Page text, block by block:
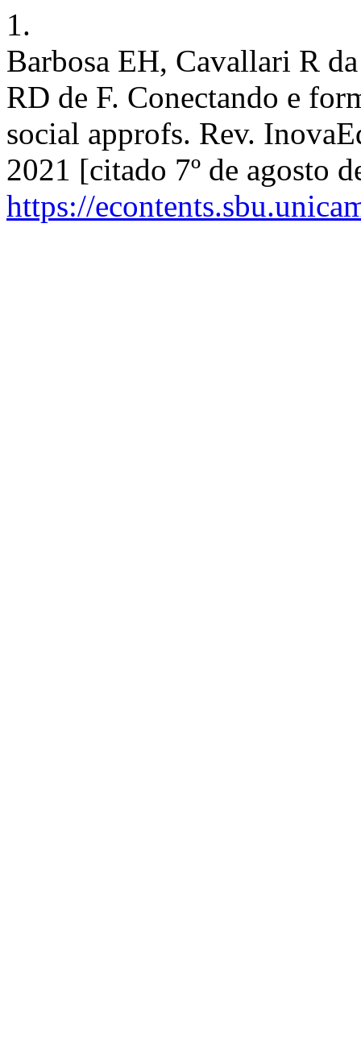
1.
Barbosa EH, Cavallari R
RD de F. Conectando e
social approfs. Rev.
2021 [citado 7º de agosto
https://